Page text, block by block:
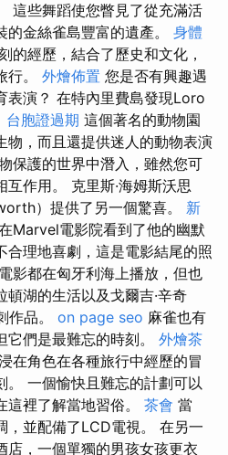
這些舞蹈使您瞥見了從充滿活
金絲雀島豐富的遺產。 身體
的經歷，結合了歷史和文化，
行。 外燴佈置 您是否有興趣遇
表演？ 在特內里費島發現Loro
台胞證過期 這個著名的動物園
物，而且還提供迷人的動物表演
保護的世界中潛入，雖然您可
作用。 克里斯·海姆斯沃思
）提供了另一個驚喜。 新
Marvel電影院看到了他的幽默
合理地喜劇，這是電影結尾的照
影都在匈牙利海上播放，但也
湖的生活以及戈爾吉·辛奇
作品。 on page seo 麻雀也有
們是最難忘的時刻。 外燴茶
在角色在各種旅行中經歷的冒
。 一個愉快且難忘的計劃可以
這裡了解當地習俗。 茶會 當
，並配備了LCD電視。 在另一
店，一個單獨的男孩女孩更衣